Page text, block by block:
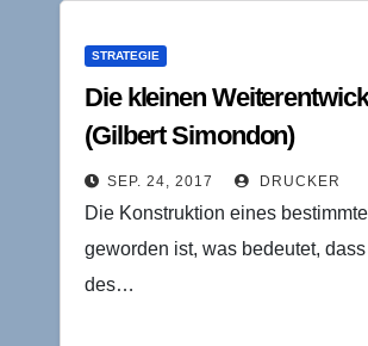
STRATEGIE
Die kleinen
(Gilbert Simondon)
SEP. 24, 2017 DRUCKER
Die Konstruktion eines
geworden ist, was bedeutet,
des…